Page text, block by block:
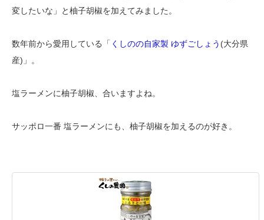
変したいな」と柚子胡椒を加えてみました。
数年前から愛用している「 くしのの自家製 ゆずごしょう (大分県
産)」。
塩ラーメンに柚子胡椒、合いますよね。
サッポロ一番 塩ラーメンにも、柚子胡椒を加えるのが好き。